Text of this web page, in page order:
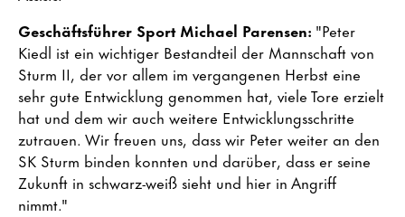
Geschäftsführer Sport Michael Parensen: "Peter
Kiedl ist ein wichtiger Bestandteil der Mannschaft von
Sturm II, der vor allem im vergangenen Herbst eine
sehr gute Entwicklung genommen hat, viele Tore erzielt
hat und dem wir auch weitere Entwicklungsschritte
zutrauen. Wir freuen uns, dass wir Peter weiter an den
SK Sturm binden konnten und darüber, dass er seine
Zukunft in schwarz-weiß sieht und hier in Angriff
nimmt."